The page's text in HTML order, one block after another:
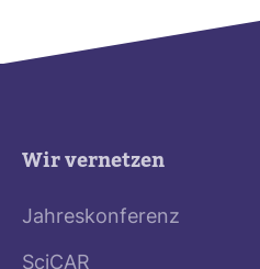
Wir vernetzen
Jahreskonferenz
SciCAR